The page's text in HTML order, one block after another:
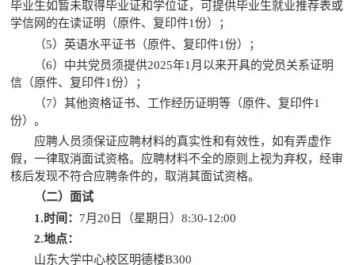
毕业生如暂未取得毕业证和学位证，可提供毕业生就业推荐表或
学信网的在读证明
（原件、复印件1份）；
（5）英语水平证书（原件、复印件1份）；
（6）中共党员须提供2025年1 月以来开具的党员关系证明
信 （原件、复印件1份） ；
（7）其他资格证书、 工作经历证明等（原件、复印件1
份）。
应聘人员须保证应聘材料的真实性和有效性，如有弄虚作
假，一律取消面试资格。应聘材料不全的原则上视为弃权，经审
核后发现不符合应聘条件的，取消其面试资格。
（二）面试
1. 时间： 7月 20 日（星期日 ）8:30-1 2:00
2.地点：
山东大学中心校区明德楼B300